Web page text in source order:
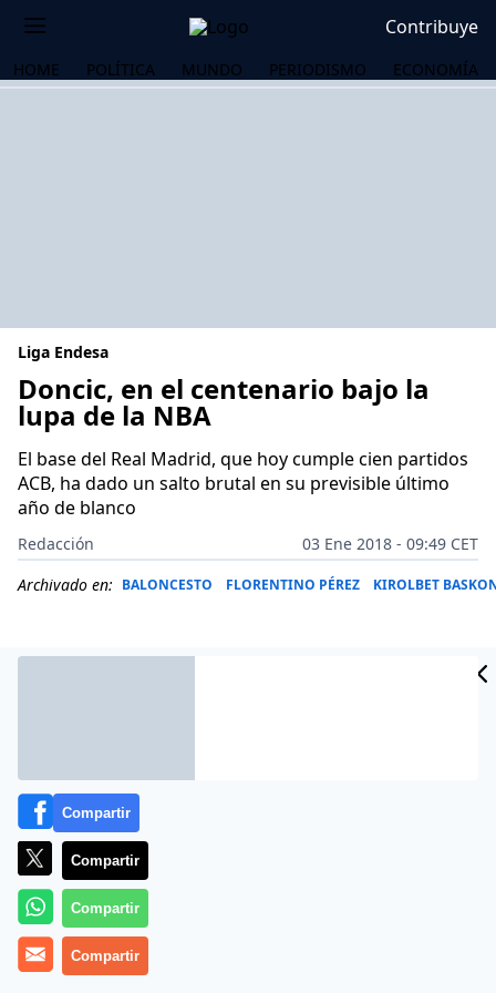
Contribuye
HOME POLÍTICA MUNDO PERIODISMO ECONOMÍA
Liga Endesa
Doncic, en el centenario bajo la
lupa de la NBA
El base del Real Madrid, que hoy cumple cien partidos
ACB, ha dado un salto brutal en su previsible último
año de blanco
Redacción
03 Ene 2018 - 09:49 CET
Archivado en: BALONCESTO FLORENTINO PÉREZ KIROLBET
Último cuarto del derbi que el Real Madrid disputó el
pasado domingo ante el Estudiantes. Un tapón de
Compartir
Compartir
Compartir
Compartir